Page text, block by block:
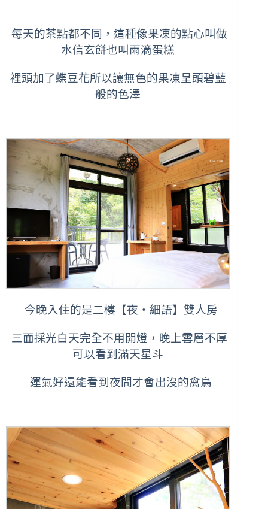
每天的茶點都不同，這種像果凍的點心叫做
水信玄餅也叫雨滴蛋糕
裡頭加了蝶豆花所以讓無色的果凍呈頭碧藍
般的色澤
今晚入住的是二樓【夜‧細語】雙人房
三面採光白天完全不用開燈，晚上雲層不厚
可以看到滿天星斗
運氣好還能看到夜間才會出沒的禽鳥